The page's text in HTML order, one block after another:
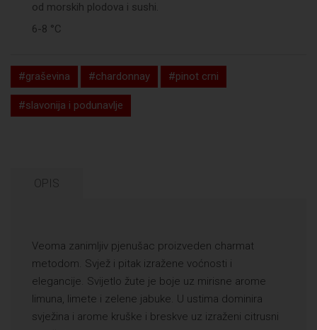
od morskih plodova i sushi.
6-8 °C
#graševina #chardonnay #pinot crni
#slavonija i podunavlje
OPIS
Veoma zanimljiv pjenušac proizveden charmat
metodom. Svjež i pitak izražene voćnosti i
elegancije. Svijetlo žute je boje uz mirisne arome
limuna, limete i zelene jabuke. U ustima dominira
svježina i arome kruške i breskve uz izraženi citrusni